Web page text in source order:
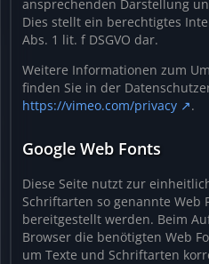
ansprechenden Darstellung
Dies stellt ein berechtigtes
Abs. 1 lit. f DSGVO dar.
Weitere Informationen zum
finden Sie in der
https://vimeo.com/privacy
.
Google Web Fonts
Diese Seite nutzt zur
Schriftarten so genannte Web
bereitgestellt werden. Beim
Browser die benötigten Web
um Texte und Schriftarten